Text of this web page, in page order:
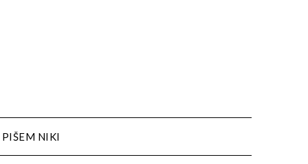
PIŠEM NIKI